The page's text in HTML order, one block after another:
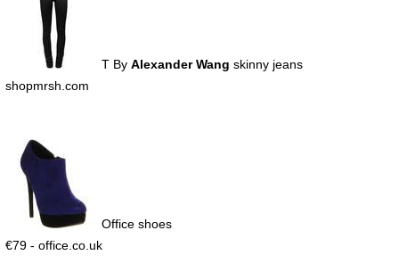
T By Alexander Wang skinny jeans
shopmrsh.com
Office shoes
€79 - office.co.uk